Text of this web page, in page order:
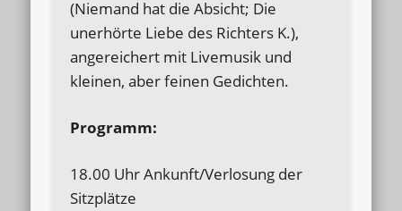
(Niemand hat die Absicht; Die
unerhörte Liebe des Richters K.),
angereichert mit Livemusik und
kleinen, aber feinen Gedichten.
Programm:
18.00 Uhr Ankunft/Verlosung der
Sitzplätze